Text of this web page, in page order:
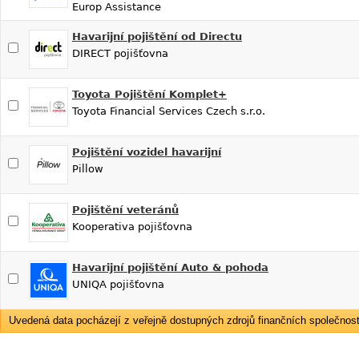
Europ Assistance
Havarijní pojištění od Directu
DIRECT pojišťovna
Toyota Pojištění Komplet+
Toyota Financial Services Czech s.r.o.
Pojištění vozidel havarijní
Pillow
Pojištění veteránů
Kooperativa pojišťovna
Havarijní pojištění Auto & pohoda
UNIQA pojišťovna
Uvedená data pocházejí z veřejně dostupných zdrojů finančních